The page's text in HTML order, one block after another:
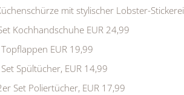
mit stylischer Lobster-
Kochhandschuhe EUR 24,99
EUR 19,99
Spültücher, EUR 14,99
Set Poliertücher, EUR 17,99